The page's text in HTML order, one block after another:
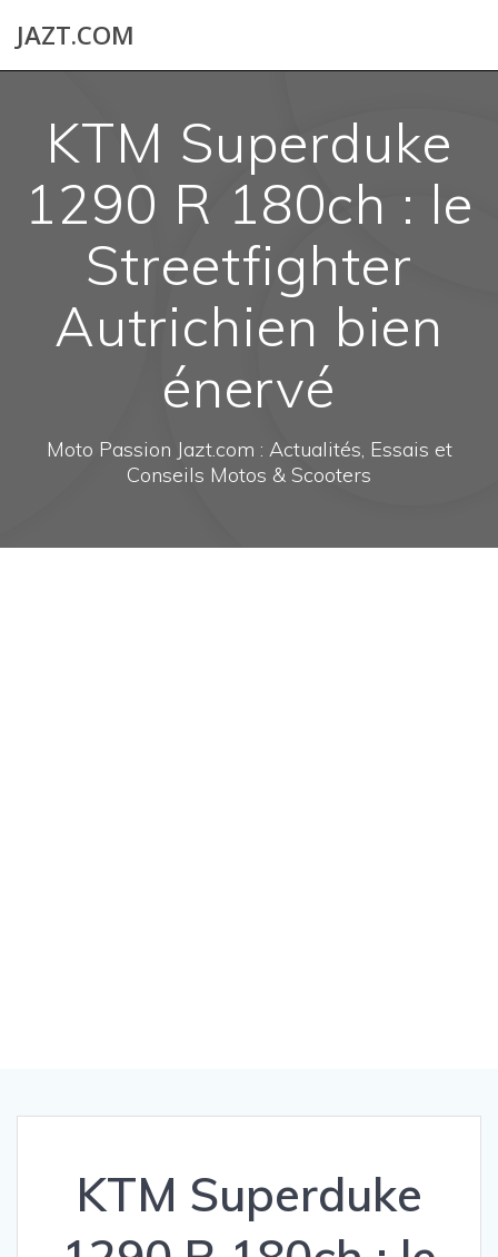
JAZT.COM
KTM Superduke
1290 R 180ch : le
Streetfighter
Autrichien bien
énervé
Moto Passion Jazt.com : Actualités, Essais et
Conseils Motos & Scooters
KTM Superduke